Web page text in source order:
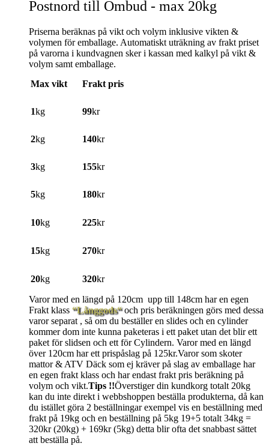
Postnord till Ombud - max 20kg
Priserna beräknas på vikt och volym inklusive vikten &
volymen för emballage. Automatiskt uträkning av frakt priset
på varorna i kundvagnen sker i kassan med kalkyl på vikt &
volym samt emballage.
Max vikt
Frakt pris
1kg 99kr
2kg 140kr
3kg 155kr
5kg 180kr
10kg 225kr
15kg 270kr
20kg 320kr
Varor med en längd på 120cm upp till 148cm har en egen
Frakt klass “Långgods“och pris beräkningen görs med dessa
varor separat , så om du beställer en slides och en cylinder
kommer dom inte kunna paketeras i ett paket utan det blir ett
paket för slidsen och ett för Cylindern. Varor med en längd
över 120cm har ett prispåslag på 125kr.Varor som skoter
mattor & ATV Däck som ej kräver på slag av emballage har
en egen frakt klass och har endast frakt pris beräkning på
volym och vikt.Tips !!Överstiger din kundkorg totalt 20kg
kan du inte direkt i webbshoppen beställa produkterna, då kan
du istället göra 2 beställningar exempel vis en beställning med
frakt på 19kg och en beställning på 5kg 19+5 totalt 34kg =
320kr (20kg) + 169kr (5kg) detta blir ofta det snabbast sättet
att beställa på.